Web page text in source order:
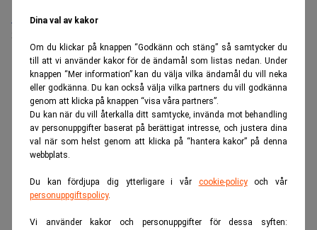
Dina val av kakor
Om du klickar på knappen “Godkänn och stäng” så samtycker du
till att vi använder kakor för de ändamål som listas nedan. Under
knappen “Mer information” kan du välja vilka ändamål du vill neka
eller godkänna. Du kan också välja vilka partners du vill godkänna
genom att klicka på knappen “visa våra partners”.
Du kan när du vill återkalla ditt samtycke, invända mot behandling
av personuppgifter baserat på berättigat intresse, och justera dina
val när som helst genom att klicka på “hantera kakor” på denna
webbplats.
Du kan fördjupa dig ytterligare i vår cookie-policyoch vår
personuppgiftspolicy.
Vi använder kakor och personuppgifter för dessa syften:
Medarbetare inom Intern styrning och kontroll till Alecta
Sista ansökningsdag:
ANNONS